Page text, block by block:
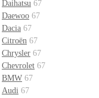
Daihatsu 67
Daewoo 67
Dacia 67
Citroën 67
Chrysler 67
Chevrolet 67
BMW 67
Audi 67